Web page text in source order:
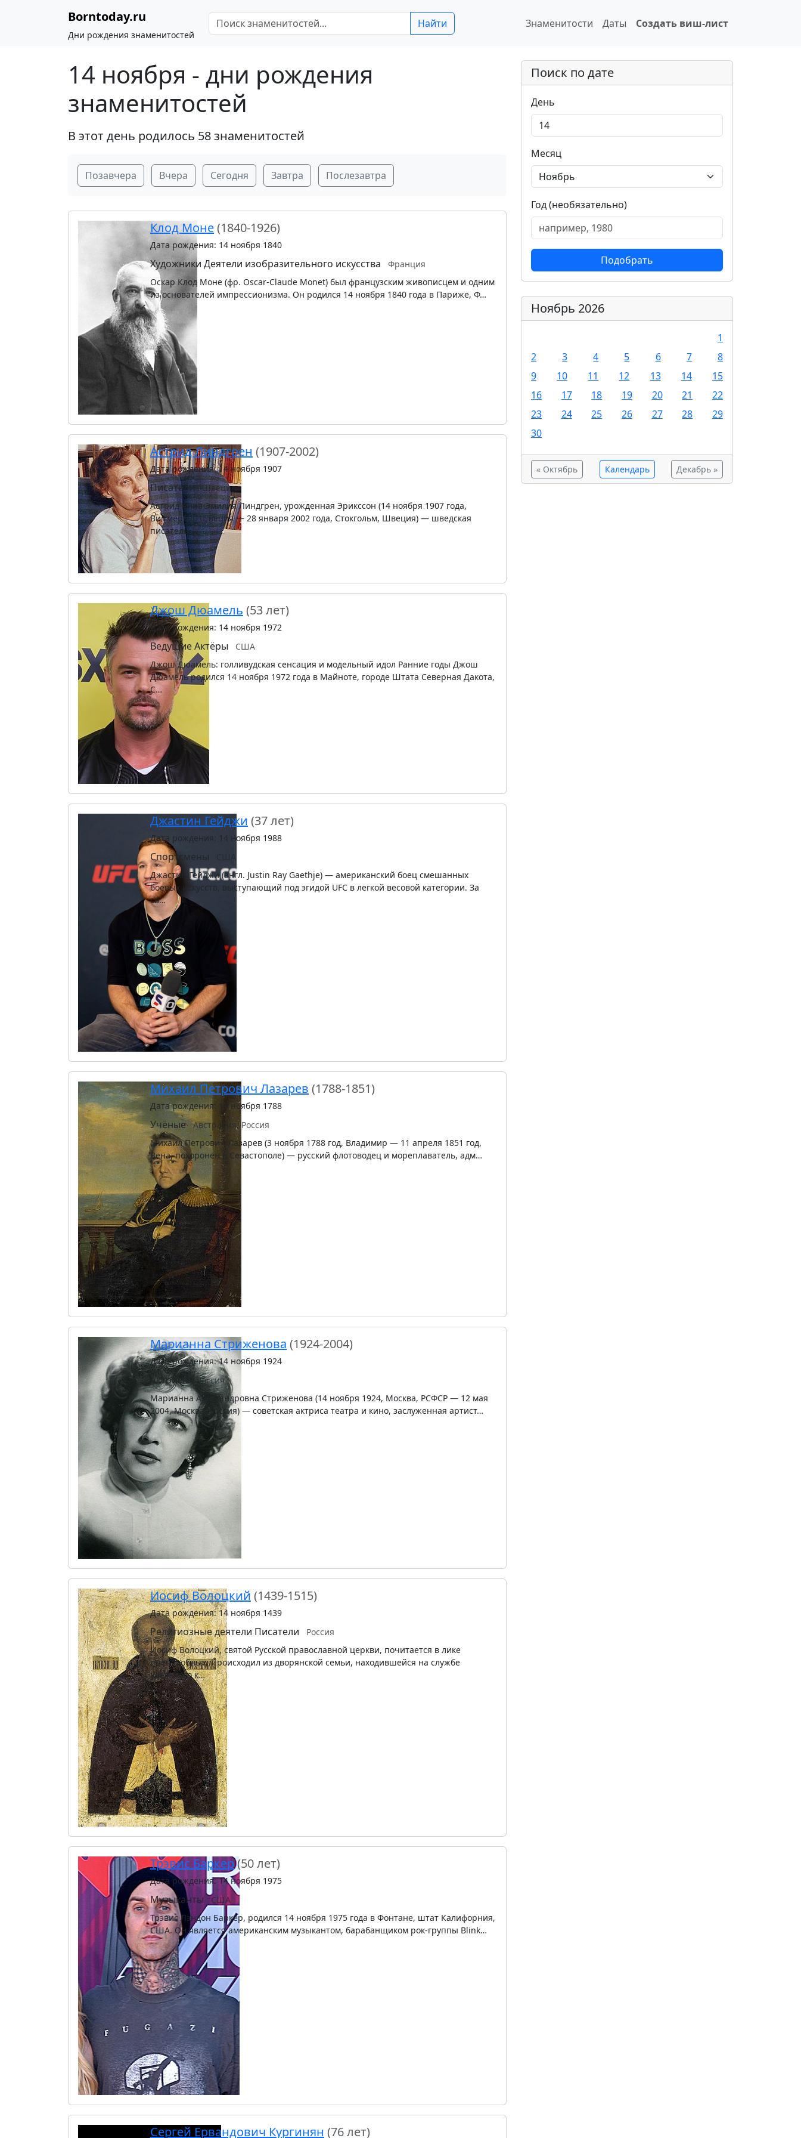
Borntoday.ru
Дни рождения знаменитостей
Найти Знаменитости Даты Создать виш-лист
14 ноября - дни рождения
знаменитостей
В этот день родилось 58 знаменитостей
Позавчера Вчера Сегодня Завтра Послезавтра
Клод Моне(1840-1926)
Дата рождения: 14 ноября 1840
Художники Деятели изобразительного искусства
Франция
Оскар Клод Моне (фр. Oscar-Claude Monet) был французским живописцем и одним
из основателей импрессионизма. Он родился 14 ноября 1840 года в Париже, Ф…
Астрид Линдгрен (1907-2002)
Дата рождения: 14 ноября 1907
Писатели
Швеция
Астрид Анна Эмилия Линдгрен, урожденная Эрикссон (14 ноября 1907 года,
Виммербю, Швеция — 28 января 2002 года, Стокгольм, Швеция) — шведская
писатель…
Джош Дюамель (53 лет)
Дата рождения: 14 ноября 1972
ВедущиеАктёры
США
Джош Дюамель: голливудская сенсация и модельный идол Ранние годы Джош
Дюамель родился 14 ноября 1972 года в Майноте, городе Штата Северная Дакота,
С…
Джастин Гейджи (37 лет)
Дата рождения: 14 ноября 1988
Спортсмены
Джастин Гейджи (англ. Justin Ray Gaethje) — американский боец смешанных
боевых искусств, выступающий под эгидой UFC в легкой весовой категории. За
св…
Михаил Петрович Лазарев (1788-1851)
Дата рождения: 14 ноября 1788
Учёные
Австралия, Россия
Михаил Петрович Лазарев (3 ноября 1788 год, Владимир — 11 апреля 1851 год,
Вена, похоронен в Севастополе) — русский флотоводец и мореплаватель, адм…
Марианна Стриженова (1924-2004)
Дата рождения: 14 ноября 1924
Актрисы
Россия
Марианна Александровна Стриженова (14 ноября 1924, Москва, РСФСР — 12 мая
2004, Москва, Россия) — советская актриса театра и кино, заслуженная артист…
Иосиф Волоцкий (1439-1515)
Дата рождения: 14 ноября 1439
Религиозные деятели Писатели
Россия
Иосиф Волоцкий, святой Русской православной церкви, почитается в лике
преподобных. Происходил из дворянской семьи, находившейся на службе
удельного к…
Трэвис Баркер(50 лет)
Дата рождения: 14 ноября 1975
Музыканты
США
Трэвис Лэндон Баркер, родился 14 ноября 1975 года в Фонтане, штат Калифорния,
США. Он является американским музыкантом, барабанщиком рок-группы Blink…
Сергей Ервандович Кургинян (76 лет)
Поиск по дате
День
Месяц
Год (необязательно)
Подобрать
Ноябрь 2026
1
2
3 4 5 6 7
8
9
10 11 12 13 14
15
16
17 18 19 20 21
22
23
24 25 26 27 28
29
30
« Октябрь Календарь Декабрь »